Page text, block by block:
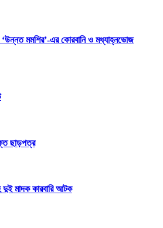
মমশির’-এর কোরবানি ও মধ্যাহ্নভোজ
ছাড়পত্র
দুই মাদক কারবারি আটক